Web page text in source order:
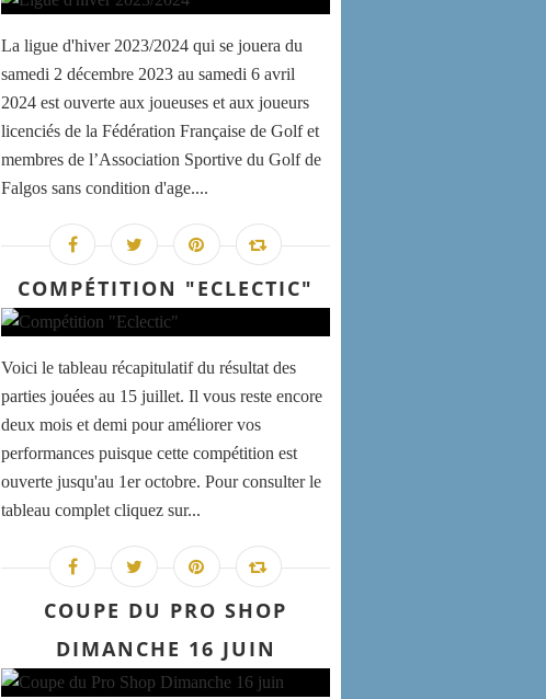
La ligue d'hiver 2023/2024 qui se jouera du
samedi 2 décembre 2023 au samedi 6 avril
2024 est ouverte aux joueuses et aux joueurs
licenciés de la Fédération Française de Golf et
membres de l’Association Sportive du Golf de
Falgos sans condition d'age....
COMPÉTITION "ECLECTIC"
Voici le tableau récapitulatif du résultat des
parties jouées au 15 juillet. Il vous reste encore
deux mois et demi pour améliorer vos
performances puisque cette compétition est
ouverte jusqu'au 1er octobre. Pour consulter le
tableau complet cliquez sur...
COUPE DU PRO SHOP
DIMANCHE 16 JUIN